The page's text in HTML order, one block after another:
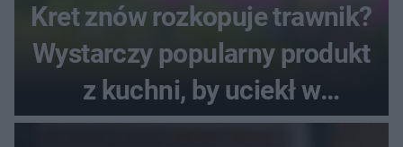
Kret znów rozkopuje trawnik?
Wystarczy popularny produkt
z kuchni, by uciekł w
popłochu